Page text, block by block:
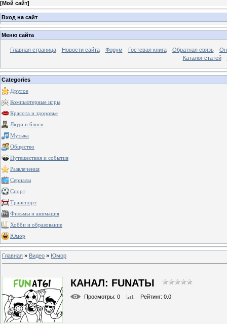
[Мой сайт]
Вход на сайт
Меню сайта
Главная страница Новости сайта Форум Гостевая книга Обратная связь
Каталог статей
Categories
Другое
Компьютерные игры
Красота и здоровье
Люди и блоги
Музыка
Общество
Путешествия и события
Развлечения
Сериалы
Спорт
Транспорт
Фильмы и анимация
Хобби и образование
Юмор
Главная » Видео » Юмор
КАНАЛ: FUNАТЫ
Просмотры: 0 Рейтинг: 0.0